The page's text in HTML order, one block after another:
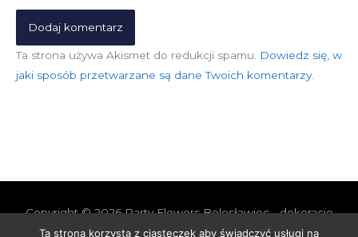
Ta strona używa Akismet do redukcji spamu. Dowiedz się, w
jaki sposób przetwarzane są dane Twoich komentarzy.
Copyright © 2026Party Flowers Bolesławiec - dekoracje
nie tylko ślubne
Ta strona korzysta z ciasteczek aby świadczyć usługi na